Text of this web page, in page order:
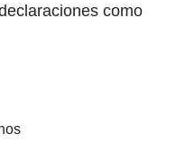
como